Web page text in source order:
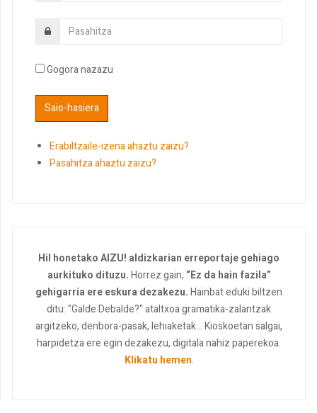
Gogora nazazu
Erabiltzaile-izena ahaztu zaizu?
Pasahitza ahaztu zaizu?
Hil honetako AIZU! aldizkarian erreportaje gehiago
aurkituko dituzu.Horrez gain, “Ez da hain fazila”
gehigarria ere eskura dezakezu.Hainbat eduki biltzen
ditu: "Galde Debalde?" ataltxoa gramatika-zalantzak
argitzeko, denbora-pasak, lehiaketak... Kioskoetan salgai,
harpidetza ere egin dezakezu, digitala nahiz paperekoa.
Klikatu hemen.